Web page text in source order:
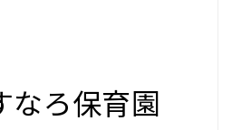
ろ保育園